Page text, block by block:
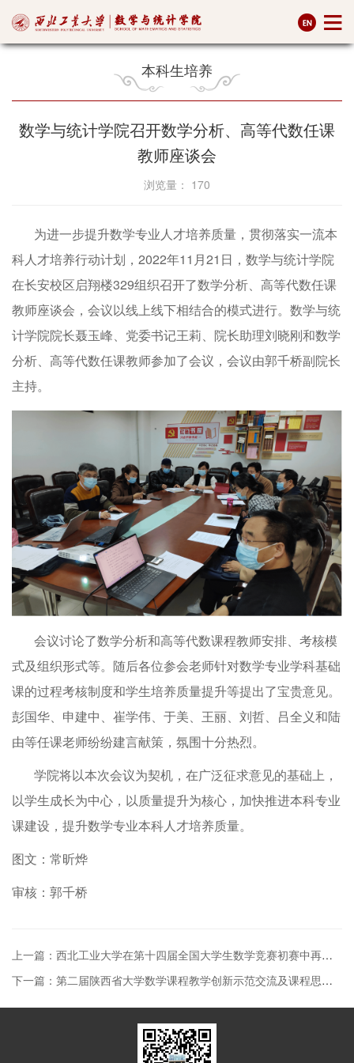
本科生培养
数学与统计学院召开数学分析、高等代数任课
教师座谈会
浏览量： 170
为进一步提升数学专业人才培养质量，贯彻落实一流本
科人才培养行动计划，2022年11月21日，数学与统计学院
在长安校区启翔楼329组织召开了数学分析、高等代数任课
教师座谈会，会议以线上线下相结合的模式进行。数学与统
计学院院长聂玉峰、党委书记王莉、院长助理刘晓刚和数学
分析、高等代数任课教师参加了会议，会议由郭千桥副院长
主持。
会议讨论了数学分析和高等代数课程教师安排、考核模
式及组织形式等。随后各位参会老师针对数学专业学科基础
课的过程考核制度和学生培养质量提升等提出了宝贵意见。
彭国华、申建中、崔学伟、于美、王丽、刘哲、吕全义和陆
由等任课老师纷纷建言献策，氛围十分热烈。
学院将以本次会议为契机，在广泛征求意见的基础上，
以学生成长为中心，以质量提升为核心，加快推进本科专业
课建设，提升数学专业本科人才培养质量。
图文：常昕烨
审核：郭千桥
上一篇：西北工业大学在第十四届全国大学生数学竞赛初赛中再创佳绩
下一篇：第二届陕西省大学数学课程教学创新示范交流及课程思政教学案例活动总结会顺利召开